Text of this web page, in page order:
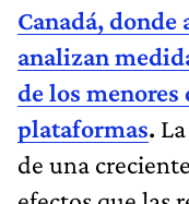
Canadá,
analizan
de los menores
plataformas.
de una